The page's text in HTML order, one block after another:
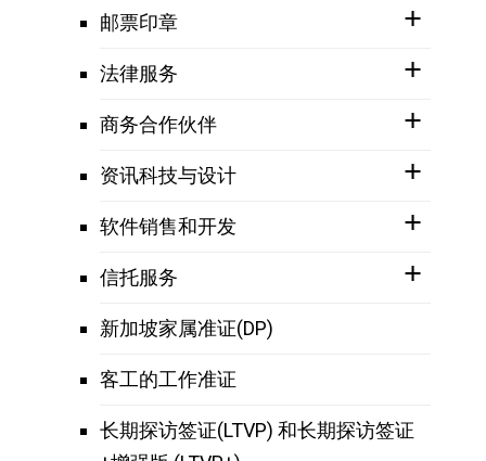
邮票印章
法律服务
商务合作伙伴
资讯科技与设计
软件销售和开发
信托服务
新加坡家属准证(DP)
客工的工作准证
长期探访签证(LTVP) 和长期探访签证